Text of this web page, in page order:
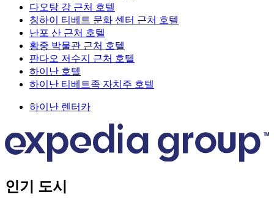
다오탕 강 근처 호텔
칭하이 티베트 문화 센터 근처 호텔
난포 산 근처 호텔
황중 박물관 근처 호텔
판다오 저수지 근처 호텔
하이난 호텔
하이난 티베트족 자치주 호텔
하이난 렌터카
인기 도시